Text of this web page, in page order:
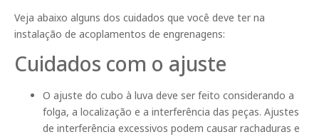
Veja abaixo alguns dos cuidados que você deve ter na
instalação de acoplamentos de engrenagens:
Cuidados com o ajuste
O ajuste do cubo à luva deve ser feito considerando a
folga, a localização e a interferência das peças. Ajustes
de interferência excessivos podem causar rachaduras e